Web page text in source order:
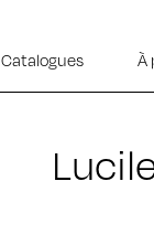
Catalogues À